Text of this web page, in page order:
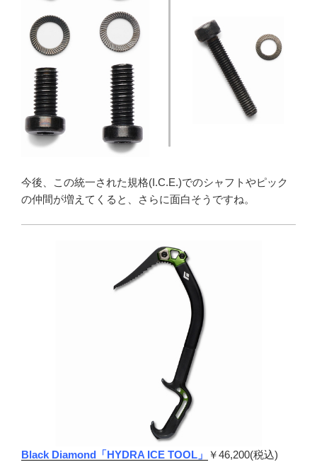
今後、この統一された規格(I.C.E.)でのシャフトやピック
の仲間が増えてくると、さらに面白そうですね。
Black Diamond「HYDRA ICE TOOL」
￥46,200(税込)